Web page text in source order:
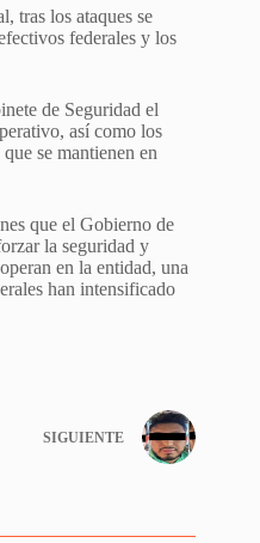
tras los ataques se
federales y los
de Seguridad el
así como los
se mantienen en
que el Gobierno de
la seguridad y
en la entidad, una
han intensificado
SIGUIENTE